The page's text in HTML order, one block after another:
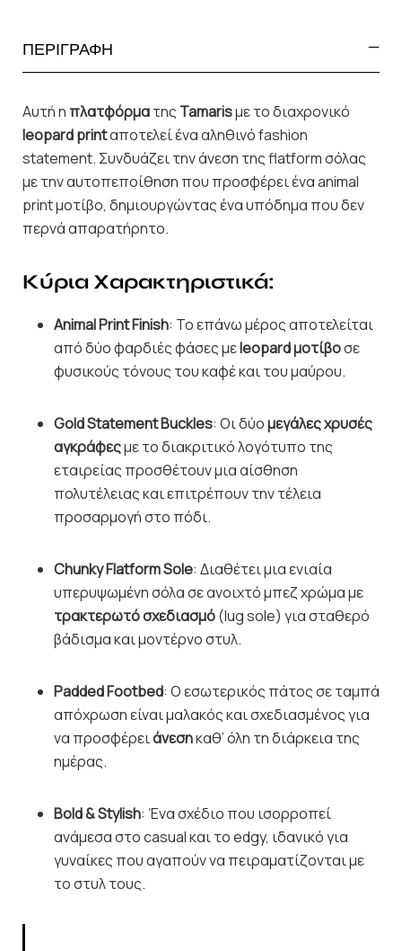
ΠΕΡΙΓΡΑΦΗ
Αυτή η πλατφόρματης Tamarisμε το διαχρονικό
leopard printαποτελεί ένα αληθινό fashion
statement. Συνδυάζει την άνεση της flatform σόλας
με την αυτοπεποίθηση που προσφέρει ένα animal
print μοτίβο, δημιουργώντας ένα υπόδημα που δεν
περνά απαρατήρητο.
Κύρια Χαρακτηριστικά:
Animal Print Finish: Το επάνω μέρος αποτελείται
από δύο φαρδιές φάσες μεleopard μοτίβοσε
φυσικούς τόνους του καφέ και του μαύρου.
Gold Statement Buckles: Οι δύομεγάλες χρυσές
αγκράφεςμε το διακριτικό λογότυπο της
εταιρείας προσθέτουν μια αίσθηση
πολυτέλειας και επιτρέπουν την τέλεια
προσαρμογή στο πόδι.
Chunky Flatform Sole: Διαθέτει μια ενιαία
υπερυψωμένη σόλα σε ανοιχτό μπεζ χρώμα με
τρακτερωτό σχεδιασμό(lug sole) για σταθερό
βάδισμα και μοντέρνο στυλ.
Padded Footbed: Ο εσωτερικός πάτος σε ταμπά
απόχρωση είναι μαλακός και σχεδιασμένος για
να προσφέρειάνεσηκαθ’ όλη τη διάρκεια της
ημέρας.
Bold & Stylish: Ένα σχέδιο που ισορροπεί
ανάμεσα στο casual και το edgy, ιδανικό για
γυναίκες που αγαπούν να πειραματίζονται με
το στυλ τους.